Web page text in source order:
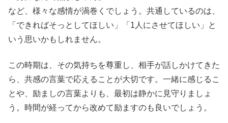
など、様々な感情が渦巻くでしょう。共通しているのは、
「できればそっとしてほしい」「1人にさせてほしい」と
いう思いかもしれません。
この時期は、その気持ちを尊重し、相手が話しかけてきた
ら、共感の言葉で応えることが大切です。一緒に感じるこ
とや、励ましの言葉よりも、最初は静かに見守りましょ
う。時間が経ってから改めて励ますのも良いでしょう。